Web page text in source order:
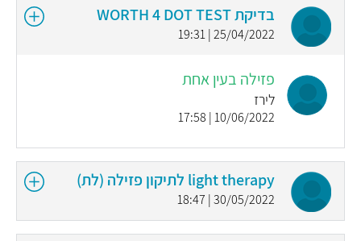
בדיקת WORTH 4 DOT TEST
25/04/2022 | 19:31
פזילה בעין אחת
לירז
10/06/2022 | 17:58
light therapy לתיקון פזילה (לת)
30/05/2022 | 18:47